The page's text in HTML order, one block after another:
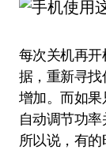
每次关机再
据，重新寻找
增加。而如
自动调节功率
所以说，有的